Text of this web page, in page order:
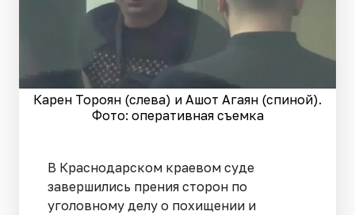
Карен Тороян (слева) и Ашот Агаян (спиной).
Фото: оперативная съемка
В Краснодарском краевом суде
завершились прения сторон по
уголовному делу о похищении и